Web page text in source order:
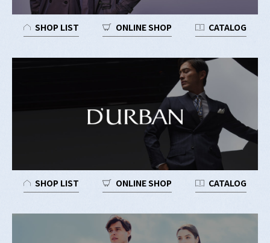
SHOP LIST ONLINE SHOP CATALOG
SHOP LIST ONLINE SHOP CATALOG